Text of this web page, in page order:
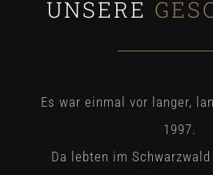
UNSERE
Es war einmal vor langer,
1997.
Da lebten im